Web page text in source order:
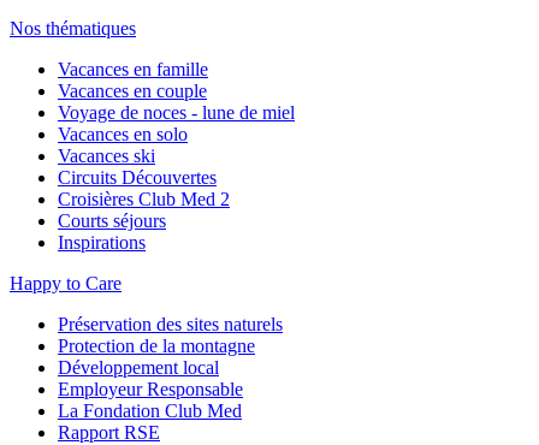
Nos thématiques
Vacances en famille
Vacances en couple
Voyage de noces - lune de miel
Vacances en solo
Vacances ski
Circuits Découvertes
Croisières Club Med 2
Courts séjours
Inspirations
Happy to Care
Préservation des sites naturels
Protection de la montagne
Développement local
Employeur Responsable
La Fondation Club Med
Rapport RSE